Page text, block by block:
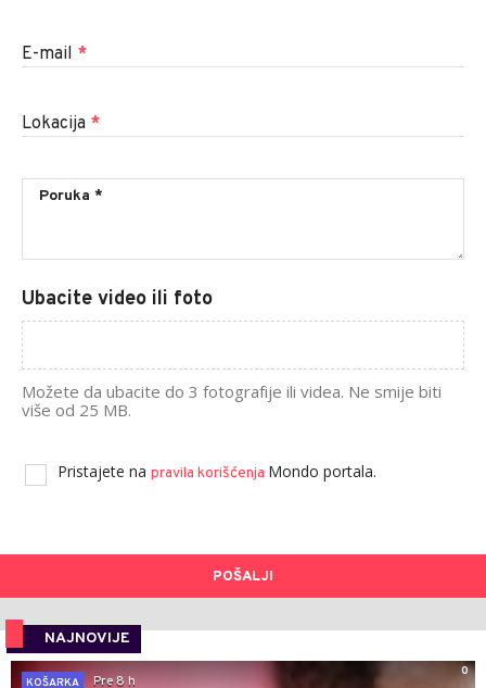
E-mail *
Lokacija *
Ubacite video ili foto
Možete da ubacite do 3 fotografije ili videa. Ne smije biti
više od 25 MB.
Pristajete na pravila korišćenja Mondo portala.
POŠALJI
NAJNOVIJE
0
KOŠARKA
Pre 8 h